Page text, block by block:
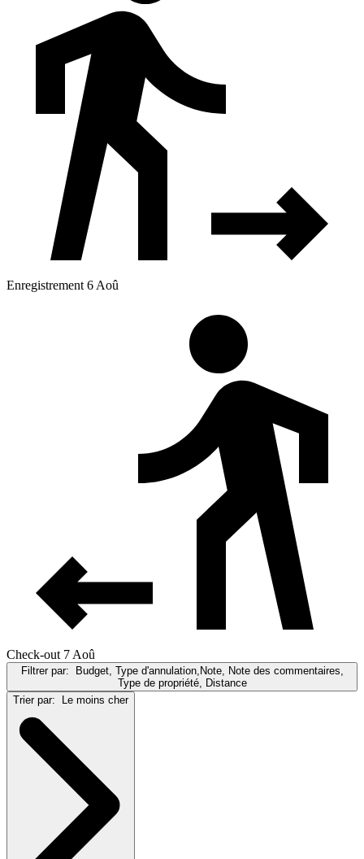
Enregistrement 6 Aoû
Check-out 7 Aoû
Filtrer par:
Budget, Type d'annulation,Note, Note des commentaires,
Type de propriété, Distance
Trier par:
Le moins cher